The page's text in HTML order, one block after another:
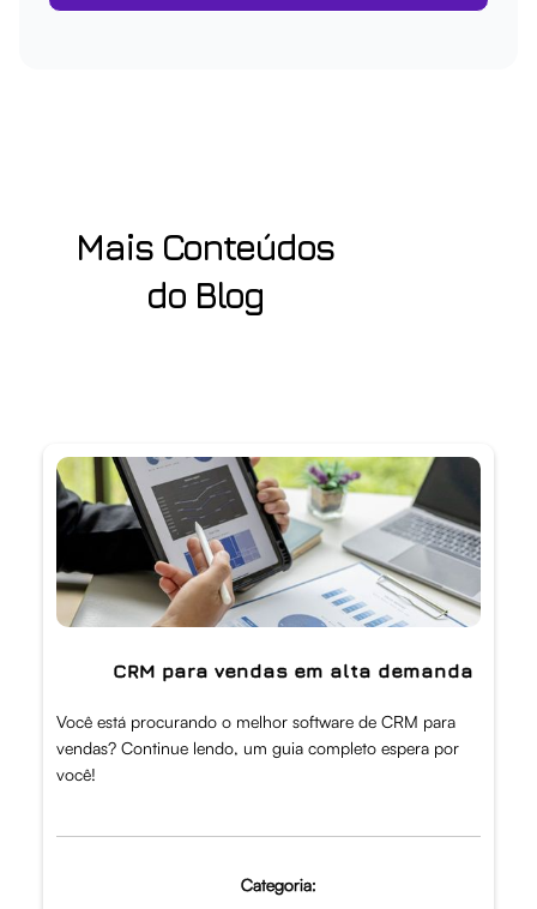
Mais Conteúdos
do Blog
CRM para vendas em alta demanda
Você está procurando o melhor software de CRM para
vendas? Continue lendo, um guia completo espera por
você!
Categoria: